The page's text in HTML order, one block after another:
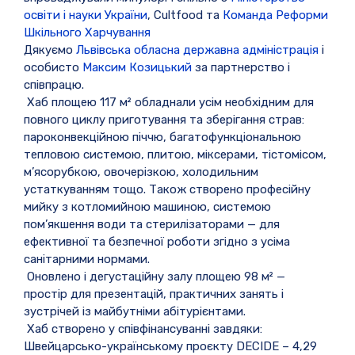
освіти і науки України, Сultfood та Команда Реформи
Шкільного Харчування
Дякуємо Львівська обласна державна адміністрація і
особисто Максим Козицький за партнерство і
співпрацю.
Хаб площею 117 м² обладнали усім необхідним для
повного циклу приготування та зберігання страв:
пароконвекційною піччю, багатофункціональною
тепловою системою, плитою, міксерами, тістомісом,
м’ясорубкою, овочерізкою, холодильним
устаткуванням тощо. Також створено професійну
мийку з котломийною машиною, системою
пом’якшення води та стерилізаторами — для
ефективної та безпечної роботи згідно з усіма
санітарними нормами.
Оновлено і дегустаційну залу площею 98 м² —
простір для презентацій, практичних занять і
зустрічей із майбутніми абітурієнтами.
Хаб створено у співфінансуванні завдяки:
Швейцарсько-українському проєкту DECIDE – 4,29